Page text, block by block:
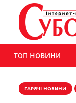
ТОП НОВИНИ
ГАРЯЧІ НОВИНИ